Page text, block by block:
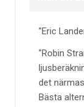
Eric
Robin
det
Bästa